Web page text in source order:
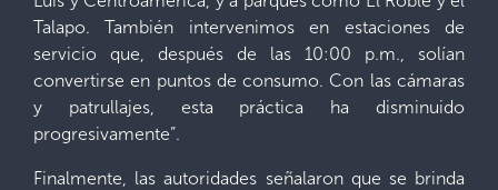
Talapo. También intervenimos en estaciones de
servicio que, después de las 10:00 p.m., solían
convertirse en puntos de consumo. Con las cámaras
y patrullajes, esta práctica ha disminuido
progresivamente”.
Finalmente, las autoridades señalaron que se brinda